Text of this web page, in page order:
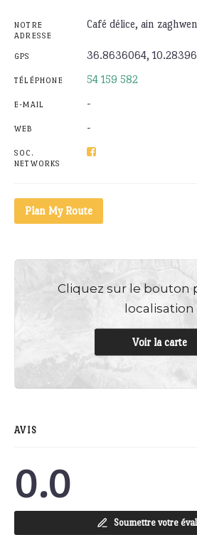
NOTRE
ADRESSE
Café délice, ain
GPS 36.8636064,
TÉLÉPHONE 54 159 582
E-MAIL -
WEB -
SOC.
NETWORKS
Plan My Route
Cliquez sur le bouton
localisation
Voir la carte
AVIS
0.0
Soumettre votre